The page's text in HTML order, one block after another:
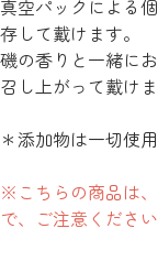
真空パックによる
存して戴けます。
磯の香りと一緒に
召し上がって戴けま
＊添加物は一切使
※こちらの商品は
で、ご注意ください